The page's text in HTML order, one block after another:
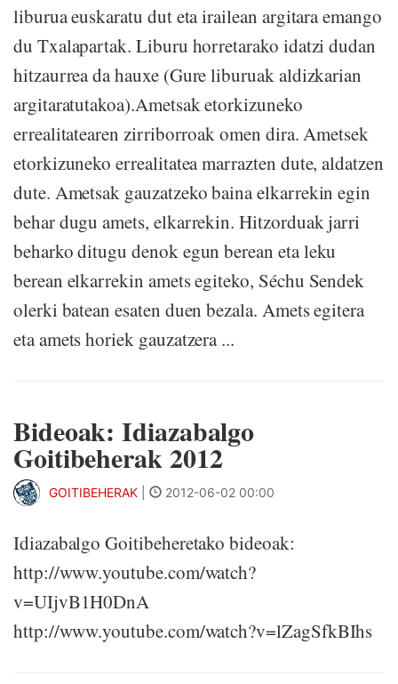
liburua euskaratu dut eta irailean argitara emango
du Txalapartak. Liburu horretarako idatzi dudan
hitzaurrea da hauxe (Gure liburuak aldizkarian
argitaratutakoa).Ametsak etorkizuneko
errealitatearen zirriborroak omen dira. Ametsek
etorkizuneko errealitatea marrazten dute, aldatzen
dute. Ametsak gauzatzeko baina elkarrekin egin
behar dugu amets, elkarrekin. Hitzorduak jarri
beharko ditugu denok egun berean eta leku
berean elkarrekin amets egiteko, Séchu Sendek
olerki batean esaten duen bezala. Amets egitera
eta amets horiek gauzatzera ...
Bideoak: Idiazabalgo
Goitibeherak 2012
GOITIBEHERAK 2012-06-02 00:00
Idiazabalgo Goitibeheretako bideoak:
http://www.youtube.com/watch?
v=UIjvB1H0DnA
http://www.youtube.com/watch?v=lZagSfkBIhs